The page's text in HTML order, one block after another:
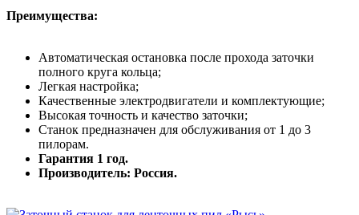
Преимущества:
Автоматическая остановка после прохода заточки
полного круга кольца;
Легкая настройка;
Качественные электродвигатели и комплектующие;
Высокая точность и качество заточки;
Станок предназначен для обслуживания от 1 до 3
пилорам.
Гарантия 1 год.
Производитель: Россия.